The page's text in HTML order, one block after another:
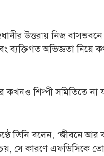
উত্তরায় নিজ
ব্যক্তিগত অভিজ্ঞতা নিয়ে
শিল্পী সমিতিতে না
তিনি বলেন, ‘জীবনে
সে কারণে এফডিসিকে